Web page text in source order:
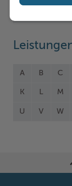
A B C
K L M
U V W